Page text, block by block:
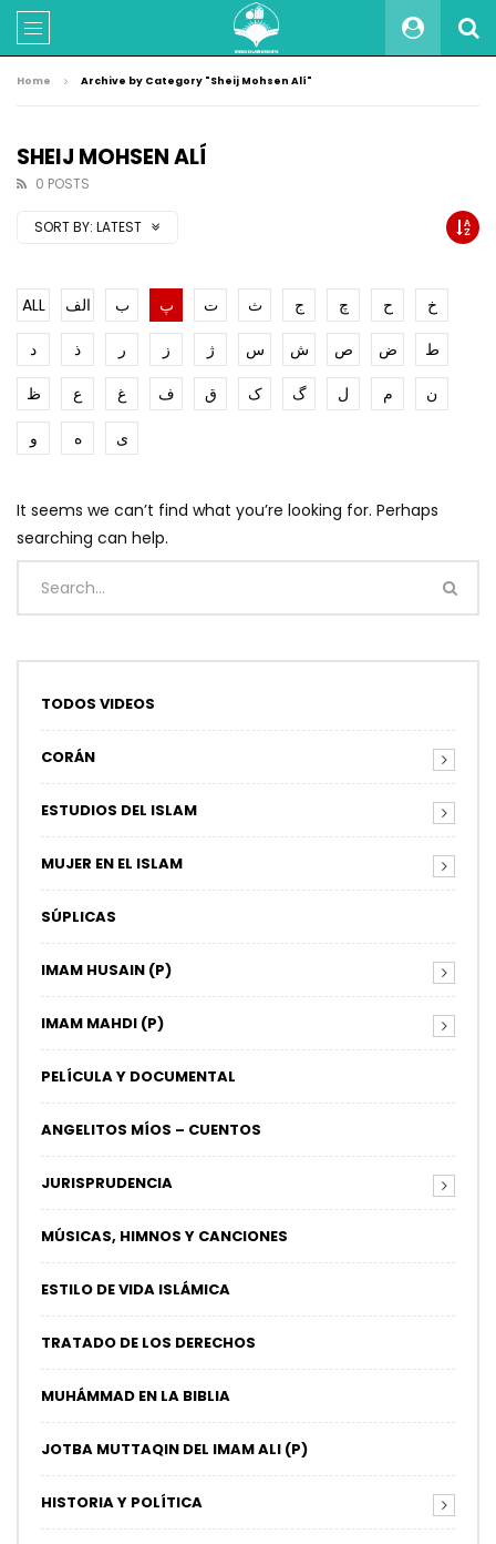
Home Archive by Category "Sheij Mohsen Alí"
SHEIJ MOHSEN ALÍ
0 POSTS
SORT BY: LATEST
ALL الف ب پ ت ث ج چ ح
خ
د
ذ ر ز ژ س ش ص ض
ط
ظ
ع غ ف ق ک گ ل م
ن
و
ه ی
It seems we can’t find what you’re looking for. Perhaps
searching can help.
TODOS VIDEOS
CORÁN
ESTUDIOS DEL ISLAM
MUJER EN EL ISLAM
SÚPLICAS
IMAM HUSAIN (P)
IMAM MAHDI (P)
PELÍCULA Y DOCUMENTAL
ANGELITOS MÍOS – CUENTOS
JURISPRUDENCIA
MÚSICAS, HIMNOS Y CANCIONES
ESTILO DE VIDA ISLÁMICA
TRATADO DE LOS DERECHOS
MUHÁMMAD EN LA BIBLIA
JOTBA MUTTAQIN DEL IMAM ALI (P)
HISTORIA Y POLÍTICA